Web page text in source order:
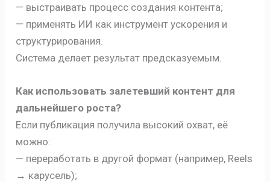
— выстраивать процесс создания контента;
— применять ИИ как инструмент ускорения и
структурирования.
Система делает результат предсказуемым.
Как использовать залетевший контент для
дальнейшего роста?
Если публикация получила высокий охват, её
можно:
— переработать в другой формат (например, Reels
→ карусель);